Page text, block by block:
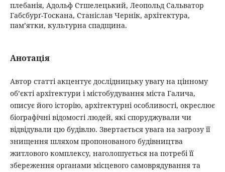
плебанія, Адольф Стшелецький, Леопольд Сальватор
Габсбурґ-Тоскана, Станіслав Чернік, архітектура,
пам’ятки, культурна спадщина.
Анотація
Автор статті акцентує дослідницьку увагу на цінному
об’єкті архітектури і містобудування міста Галича,
описує його історію, архітектурні особливості, окреслює
біографічні відомості людей, які споруджували чи
відвідували цю будівлю. Звертається увага на загрозу її
знищення шляхом пропонованого будівництва
житлового комплексу, наголошується на потребі її
збереження органами місцевого самоврядування та